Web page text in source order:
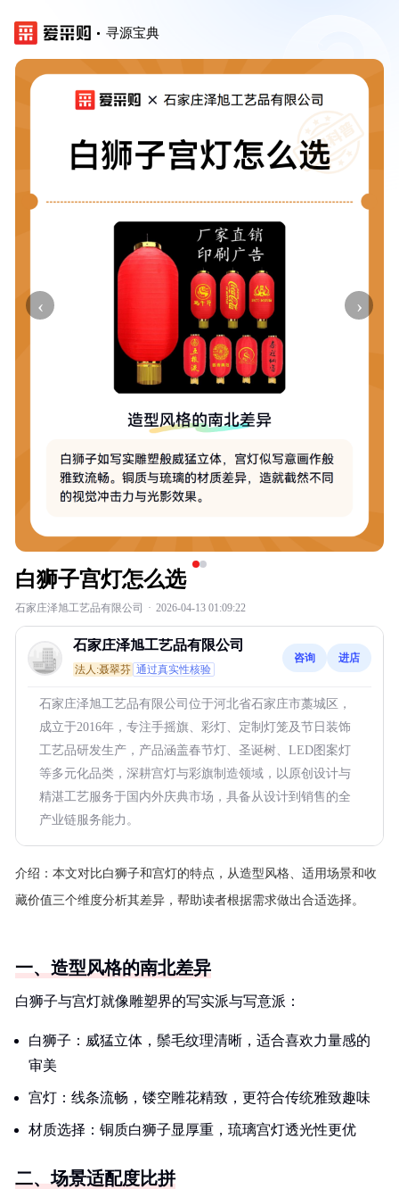
寻源宝典
‹ ›
白狮子宫灯怎么选
石家庄泽旭工艺品有限公司 · 2026-04-13 01:09:22
石家庄泽旭工艺品有限公司
法人:聂翠芬 通过真实性核验
咨询 进店
石家庄泽旭工艺品有限公司位于河北省石家庄市藁城区，
成立于2016年，专注手摇旗、彩灯、定制灯笼及节日装饰
工艺品研发生产，产品涵盖春节灯、圣诞树、LED图案灯
等多元化品类，深耕宫灯与彩旗制造领域，以原创设计与
精湛工艺服务于国内外庆典市场，具备从设计到销售的全
产业链服务能力。
介绍： 本文对比白狮子和宫灯的特点，从造型风格、适用场景和收
藏价值三个维度分析其差异，帮助读者根据需求做出合适选择。
一、造型风格的南北差异
白狮子与宫灯就像雕塑界的写实派与写意派：
白狮子：威猛立体，鬃毛纹理清晰，适合喜欢力量感的
审美
宫灯：线条流畅，镂空雕花精致，更符合传统雅致趣味
材质选择：铜质白狮子显厚重，琉璃宫灯透光性更优
二、场景适配度比拼